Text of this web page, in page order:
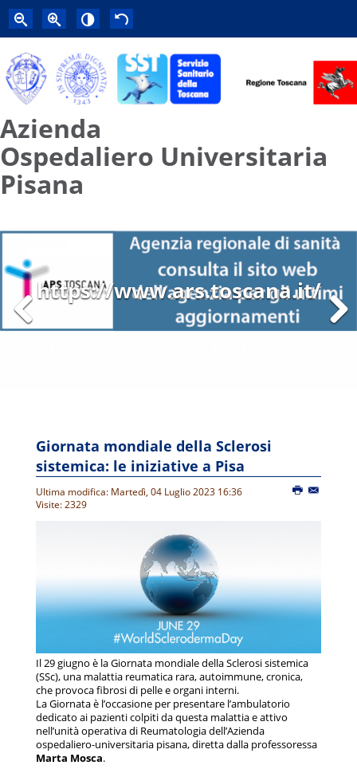
Azienda
Ospedaliero Universitaria
Pisana
https://www.ars.toscana.it/
Previous Next
Giornata mondiale della Sclerosi
sistemica: le iniziative a Pisa
Ultima modifica: Martedì, 04 Luglio 2023 16:36
Visite: 2329
Il 29 giugno è la Giornata mondiale della Sclerosi sistemica
(SSc), una malattia reumatica rara, autoimmune, cronica,
che provoca fibrosi di pelle e organi interni.
La Giornata è l’occasione per presentare l’ambulatorio
dedicato ai pazienti colpiti da questa malattia e attivo
nell’unità operativa di Reumatologia dell’Azienda
ospedaliero-universitaria pisana, diretta dalla professoressa
Marta Mosca.